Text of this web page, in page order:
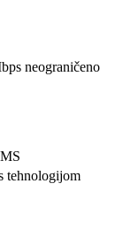
neograničeno
tehnologijom